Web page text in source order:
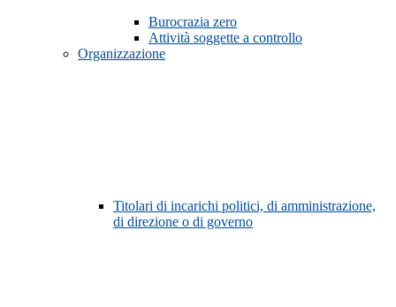
Burocrazia zero
Attività soggette a controllo
Organizzazione
Titolari di incarichi politici, di amministrazione,
di direzione o di governo